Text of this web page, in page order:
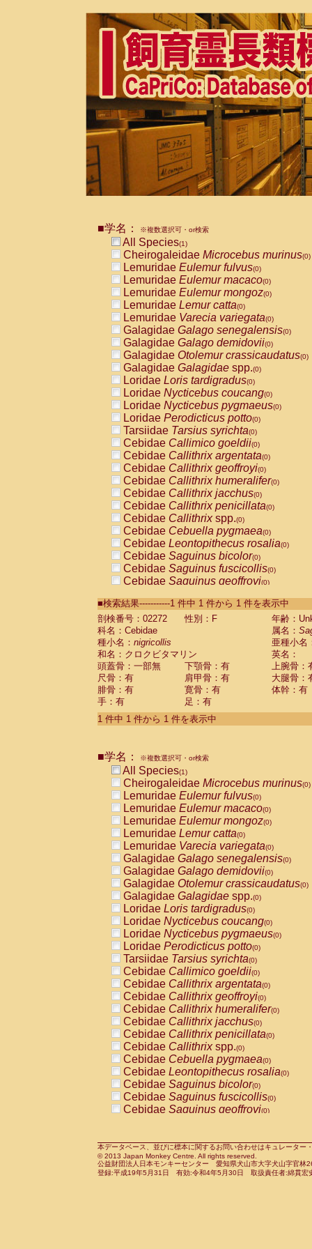
■学名： ※複数選択可・or検索
All Species(1)
Cheirogaleidae Microcebus murinus(0)
Lemuridae Eulemur fulvus(0)
Lemuridae Eulemur macaco(0)
Lemuridae Eulemur mongoz(0)
Lemuridae Lemur catta(0)
Lemuridae Varecia variegata(0)
Galagidae Galago senegalensis(0)
Galagidae Galago demidovii(0)
Galagidae Otolemur crassicaudatus(0)
Galagidae Galagidae spp.(0)
Loridae Loris tardigradus(0)
Loridae Nycticebus coucang(0)
Loridae Nycticebus pygmaeus(0)
Loridae Perodicticus potto(0)
Tarsiidae Tarsius syrichta(0)
Cebidae Callimico goeldii(0)
Cebidae Callithrix argentata(0)
Cebidae Callithrix geoffroyi(0)
Cebidae Callithrix humeralifer(0)
Cebidae Callithrix jacchus(0)
Cebidae Callithrix penicillata(0)
Cebidae Callithrixspp.(0)
Cebidae Cebuella pygmaea(0)
Cebidae Leontopithecus rosalia(0)
Cebidae Saguinus bicolor(0)
Cebidae Saguinus fuscicollis(0)
Cebidae Saguinus geoffroyi(0)
CebidaeSaguinus labiatus(0)
Cebidae Saguinus leucopus (0)
Cebidae
CebidaeSaguinus mystax
CebidaeSaguinus nigricollis (1)
Cebidae Saguinus oedipus
Cebidae Saguinus weddelli
Cebidae Saguinusspp.
Cebidae Aotus trivirgatus
Cebidae Cebus albifrons
CebidaeCebus nigrivittatus
CebidaeCebus
CebidaeSaimiri boliviensis(0)
CebidaeSaimiri sciureus(0)
AtelidaeAlouatta caraya(0)
AtelidaeAlouatta fusca(0)
AtelidaeAlouatta seniculus
AtelidaeAlouattaspp.(0)
AtelidaeAteles belzebuth(0)
AtelidaeAteles geoffroyi(0)
AtelidaeAteles paniscus(0)
AtelidaeAtelesspp.(0)
Atelidae Lagothrix lagothricha
AtelidaeLagothrix lagothricha cana
PitheciidaeCacajao calvus
PitheciidaeCallicebus cupreus
PitheciidaeCallicebus donacophilus
PitheciidaeCallicebus moloch
PitheciidaeCallicebus torquatus
PitheciidaeCallicebusspp.(0)
PitheciidaeChiropotes satanas(0)
PitheciidaePithecia monachus
PitheciidaePithecia pithecia(0)
CercopithecidaeCercocebus agilis
CercopithecidaeCercocebus
CercopithecidaeCercocebus
CercopithecidaeCercocebus
CercopithecidaeCercocebus
CercopithecidaeCercocebushybrid
CercopithecidaePapio anubis(0)
CercopithecidaePapio cynocephalus
CercopithecidaePapio hamadryas(0)
■検索結果-----------1 件中 1 件から 1 件を表示中
剖検番号：02272
性別：F
年齢：
科名：Cebidae
属名：
種小名： nigricollis
亜種小名
和名：クロクビタマリン
英名：
頭蓋骨：一部無
下顎骨：有
上腕骨：
尺骨：有
肩甲骨：有
大腿骨：
腓骨：有
寛骨：有
体幹：有
手：有
足：有
1 件中 1 件から 1 件を表示中
■学名： ※複数選択可・or検索
All Species(1)
Cheirogaleidae Microcebus murinus(0)
Lemuridae Eulemur fulvus(0)
Lemuridae Eulemur macaco(0)
Lemuridae Eulemur mongoz(0)
Lemuridae Lemur catta(0)
Lemuridae Varecia variegata(0)
Galagidae Galago senegalensis(0)
Galagidae Galago demidovii(0)
Galagidae Otolemur crassicaudatus(0)
Galagidae Galagidae spp.(0)
Loridae Loris tardigradus(0)
Loridae Nycticebus coucang(0)
Loridae Nycticebus pygmaeus(0)
Loridae Perodicticus potto(0)
Tarsiidae Tarsius syrichta(0)
Cebidae Callimico goeldii(0)
Cebidae Callithrix argentata(0)
Cebidae Callithrix geoffroyi(0)
Cebidae Callithrix humeralifer(0)
Cebidae Callithrix jacchus(0)
Cebidae Callithrix penicillata(0)
Cebidae Callithrixspp.(0)
Cebidae Cebuella pygmaea(0)
Cebidae Leontopithecus rosalia(0)
Cebidae Saguinus bicolor(0)
Cebidae Saguinus fuscicollis(0)
Cebidae Saguinus geoffroyi(0)
CebidaeSaguinus leucopus(0)
CebidaeSaguinus midas(0)
Cebidae Saguinus mystax(0)
本データベース、並びに標本に関するお問い合わせはキュレータ
© 2013 Japan Monkey Centre. All rights reserved.
公益財団法人日本モンキーセンター 愛知県犬山市大字犬山字官
登録:平成19年5月31日 有効:令和4年5月30日 取扱責任者:綿貫宏